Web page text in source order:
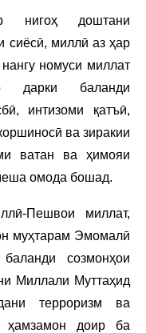
нигоҳ доштани
сиёсӣ, миллӣ аз ҳар
номуси миллат
дарки баланди
интизоми қатъӣ,
ва зиракии
ватан ва ҳимояи
омода бошад.
Пешвои миллат,
муҳтарам Эмомалӣ
созмонҳои
Миллали Муттаҳид
терроризм ва
ҳамзамон доир ба